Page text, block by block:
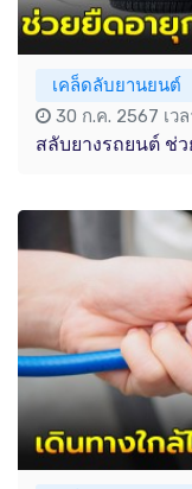
เคล็ดลับยานยนต์
30 ก.ค. 2567 เวล
สลับยางรถยนต์ ช่